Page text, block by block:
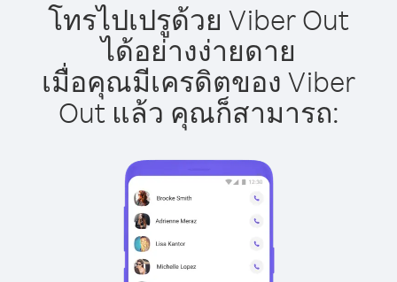
โทรไปเปรูด้วย Viber Out
ได้อย่างง่ายดาย
เมื่อคุณมีเครดิตของ Viber
Out แล้ว คุณก็สามารถ: